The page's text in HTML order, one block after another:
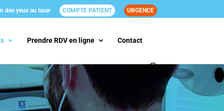
des yeux au laser COMPTE PATIENT URGENCE
Prendre RDV en ligne Contact